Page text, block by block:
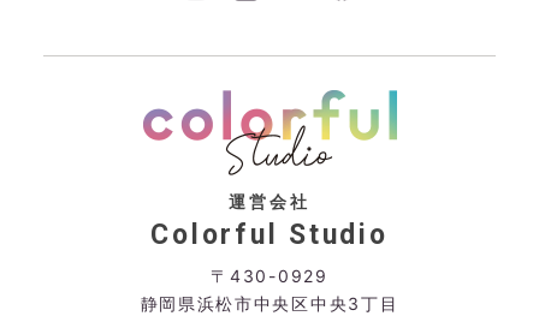
運営会社
Colorful Studio
〒430-0929
静岡県浜松市中央区中央3丁目